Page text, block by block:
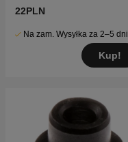
22PLN
Na zam. Wysyłka za 2–5 dni
Kup!